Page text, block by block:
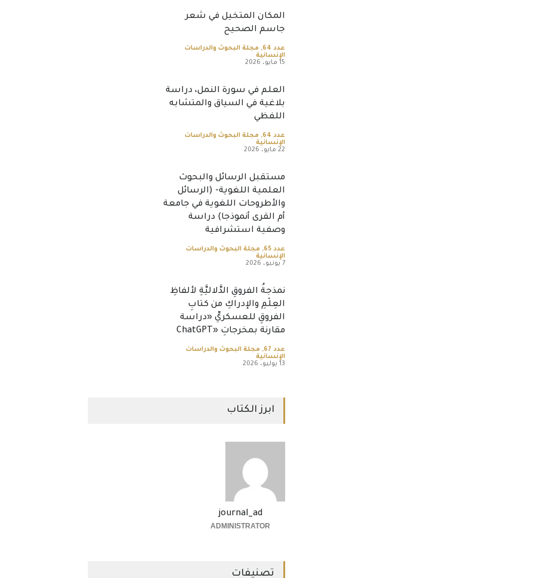
المكان المتخيل في شعر
جاسم الصحيح
عدد 64 , مجلة البحوث والدراسات
الإنسانية
15 مايو، 2026
العلم في سورة النمل، دراسة
بلاغية في السياق والمتشابه
اللفظي
عدد 64 , مجلة البحوث والدراسات
الإنسانية
22 مايو، 2026
مستقبل الرسائل والبحوث
العلمية اللغوية- (الرسائل
والأطروحات اللغوية في جامعة
أم القرى أنموذجا) دراسة
وصفية استشرافية
عدد 65 , مجلة البحوث والدراسات
الإنسانية
7 يونيو، 2026
نمذجةُ الفروقِ الدَّلاليَّةِ لألفاظِ
العِلْمِ والإدراكِ من كتابِ
الفروقِ للعسكريِّ «دراسة
مقارنة بمخرجاتِ «ChatGPT
عدد 67 , مجلة البحوث والدراسات
الإنسانية
13 يوليو، 2026
ابرز الكتاب
journal_ad
ADMINISTRATOR
تصنيفات